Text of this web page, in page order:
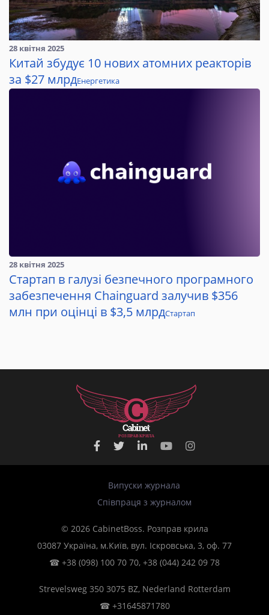
28 квітня 2025
Китай збудує 10 нових атомних реакторів
за $27 млрдЕнергетика
28 квітня 2025
Стартап в галузі безпечного програмного
забезпечення Chainguard залучив $356
млн при оцінці в $3,5 млрдСтартап
РОЗПРАВКРИЛА
Випуски журнала
Співпраця з журналом
© 2026 CabinetBoss. Розправ крила
03087 Україна, м.Київ, вул. Іскровська, 3, оф. 77
☎ +38 (098) 100 70 70, +38 (044) 242 09 78
Strevelsweg 350 3075 BZ, Nederland Rotterdam
☎ +31645871780